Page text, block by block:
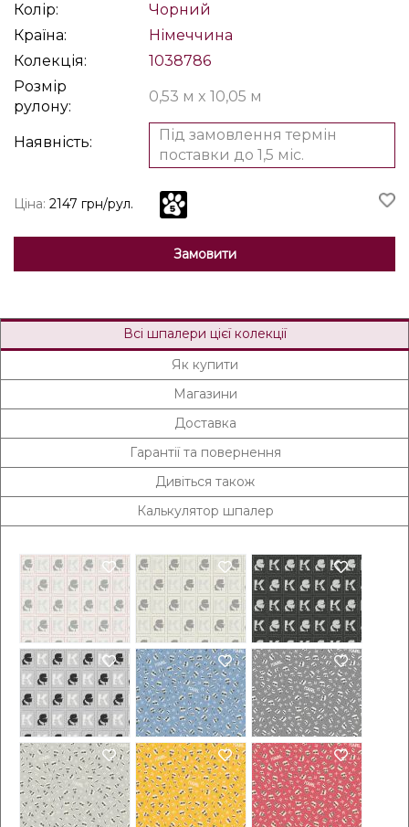
Колір:
Чорний
Країна:
Німеччина
Колекція:
1038786
Розмір
рулону:
0,53 м x 10,05 м
Наявність:
Під замовлення термін
поставки до 1,5 міс.
Ціна: 2147 грн/рул.
Замовити
Всі шпалери цієї колекції
Як купити
Магазини
Доставка
Гарантії та повернення
Дивіться також
Калькулятор шпалер